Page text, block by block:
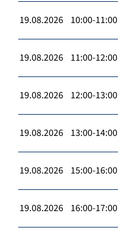
19.08.2026 10:00-11:00
19.08.2026 11:00-12:00
19.08.2026 12:00-13:00
19.08.2026 13:00-14:00
19.08.2026 15:00-16:00
19.08.2026 16:00-17:00